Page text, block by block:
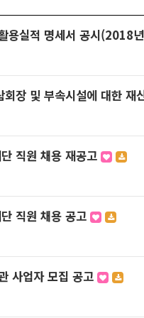
용실적 명세서 공시(2018
회장 및 부속시설에 대한 재
직원 채용 재공고
직원 채용 공고
사업자 모집 공고